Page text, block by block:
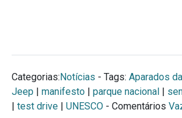
Categorias:Notícias - Tags: Aparados
Jeep | manifesto | parque nacional |
| test drive | UNESCO- Comentários